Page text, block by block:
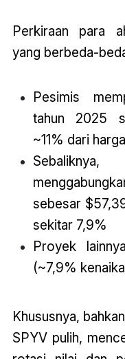
Perkiraan para
yang berbeda-
Pesimis
tahun 2025
~11% dari
sebesar
sekitar 7,9%
Proyek
(~7,9%
Khususnya,
SPYV pulih,